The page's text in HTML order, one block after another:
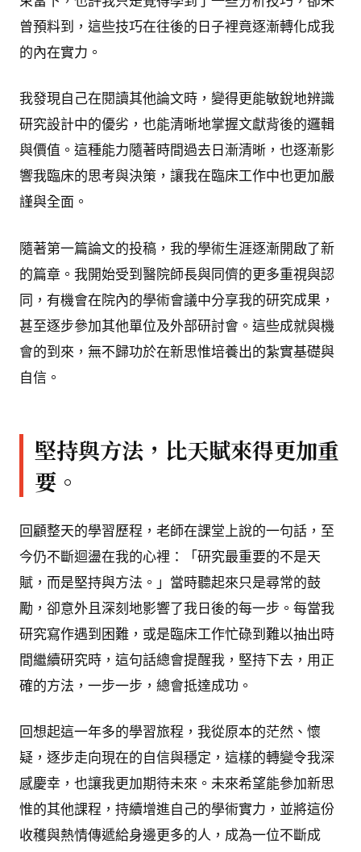
曾預料到，這些技巧在往後的日子裡竟逐漸轉化成我
的內在實力。
我發現自己在閱讀其他論文時，變得更能敏銳地辨識
研究設計中的優劣，也能清晰地掌握文獻背後的邏輯
與價值。這種能力隨著時間過去日漸清晰，也逐漸影
響我臨床的思考與決策，讓我在臨床工作中也更加嚴
謹與全面。
隨著第一篇論文的投稿，我的學術生涯逐漸開啟了新
的篇章。我開始受到醫院師長與同儕的更多重視與認
同，有機會在院內的學術會議中分享我的研究成果，
甚至逐步參加其他單位及外部研討會。這些成就與機
會的到來，無不歸功於在新思惟培養出的紮實基礎與
自信。
堅持與方法，比天賦來得更加重
要。
回顧整天的學習歷程，老師在課堂上說的一句話，至
今仍不斷迴盪在我的心裡：「研究最重要的不是天
賦，而是堅持與方法。」當時聽起來只是尋常的鼓
勵，卻意外且深刻地影響了我日後的每一步。每當我
研究寫作遇到困難，或是臨床工作忙碌到難以抽出時
間繼續研究時，這句話總會提醒我，堅持下去，用正
確的方法，一步一步，總會抵達成功。
回想起這一年多的學習旅程，我從原本的茫然、懷
疑，逐步走向現在的自信與穩定，這樣的轉變令我深
感慶幸，也讓我更加期待未來。未來希望能參加新思
惟的其他課程，持續增進自己的學術實力，並將這份
收穫與熱情傳遞給身邊更多的人，成為一位不斷成